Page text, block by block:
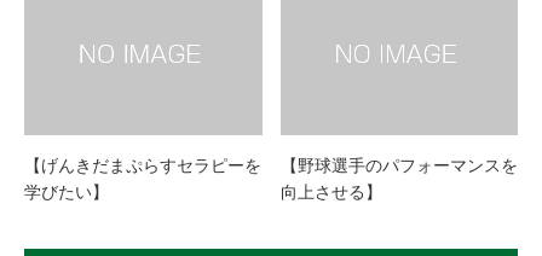
【げんきだまぷらすセラピーを
学びたい】
【野球選手のパフォーマンスを
向上させる】